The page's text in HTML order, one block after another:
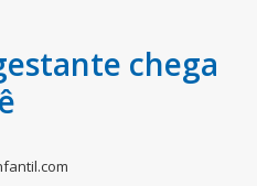
chega